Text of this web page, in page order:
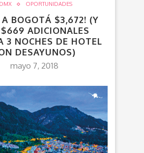
OPORTUNIDADES
A BOGOTÁ $3,672! (Y
ADICIONALES
3 NOCHES DE HOTEL
DESAYUNOS)
mayo 7, 2018